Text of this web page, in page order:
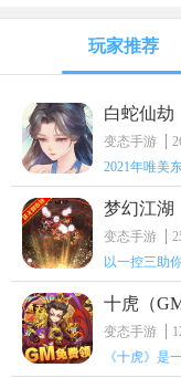
玩家推荐
白蛇仙劫
变态手游
2021年唯美
梦幻江湖
变态手游
以一控三助
十虎（
变态手游
《十虎》是